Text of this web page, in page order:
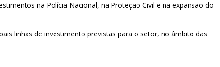
na Polícia Nacional, na Proteção Civil e na expansão do
linhas de investimento previstas para o setor, no âmbito das